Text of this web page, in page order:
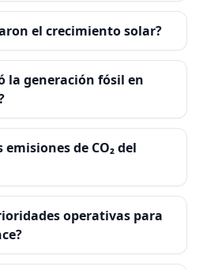
el crecimiento solar?
la generación fósil en
de CO₂ del
operativas para